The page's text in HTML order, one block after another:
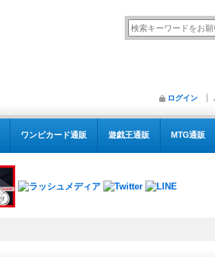
ログイン
ワンピカード通販 遊戯王通販 MTG通販